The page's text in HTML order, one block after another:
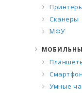
Сканеры
МФУ
Умные